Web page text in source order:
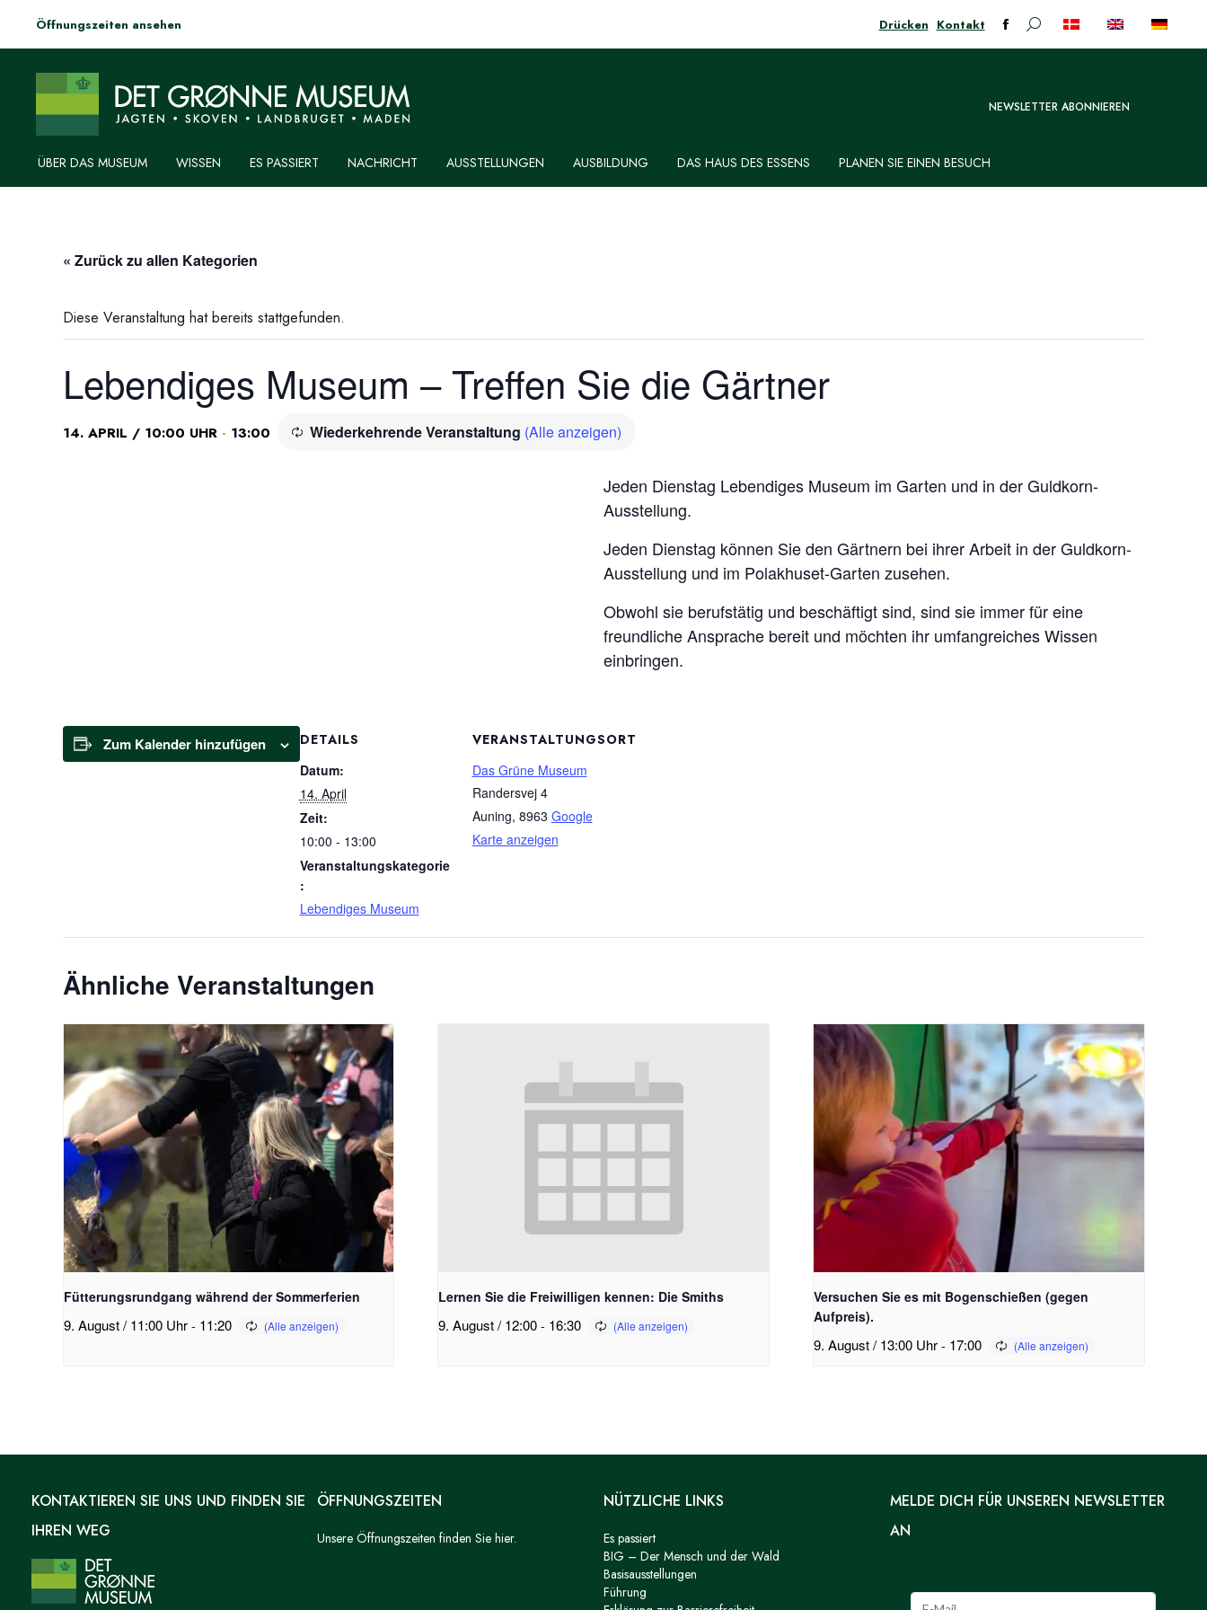
Öffnungszeiten ansehen Drücken Kontakt
Facebook-
in
Suchen:
NEWSLETTER ABONNIEREN
ÜBER DAS MUSEUM WISSEN ES PASSIERT NACHRICHT AUSSTELLUNGEN AUSBILDUNG DAS HAUS DES ESSENS PLANEN SIE EINEN BESUCH
« Zurück zu allen Kategorien
Diese Veranstaltung hat bereits stattgefunden.
Lebendiges Museum – Treffen Sie die Gärtner
14. APRIL / 10:00 UHR- 13:00 Wiederkehrende Veranstaltung (Alle anzeigen)
Jeden Dienstag Lebendiges Museum im Garten und in der Guldkorn-
Ausstellung.
Jeden Dienstag können Sie den Gärtnern bei ihrer Arbeit in der Guldkorn-
Ausstellung und im Polakhuset-Garten zusehen.
Obwohl sie berufstätig und beschäftigt sind, sind sie immer für eine
freundliche Ansprache bereit und möchten ihr umfangreiches Wissen
einbringen.
Zum Kalender hinzufügen
DETAILS
Datum:
14. April
Zeit:
10:00 - 13:00
Veranstaltungskategorie
:
Lebendiges Museum
VERANSTALTUNGSORT
Das Grüne Museum
Randersvej 4
Auning, 8963 Google
Karte anzeigen
Ähnliche Veranstaltungen
Fütterungsrundgang während der Sommerferien
9. August / 11:00 Uhr - 11:20
Lernen Sie die Freiwilligen kennen: Die Smiths
9. August / 12:00 - 16:30
Versuchen Sie es mit Bogenschießen (gegen
Aufpreis).
9. August / 13:00 Uhr- 17:00
KONTAKTIEREN SIE UNS UND FINDEN SIE
IHREN WEG
ÖFFNUNGSZEITEN
Unsere Öffnungszeiten finden Sie hier.
NÜTZLICHE LINKS
Es passiert
BIG – Der Mensch und der Wald
Basisausstellungen
Führung
MELDE DICH FÜR UNSEREN NEWSLETTER
AN